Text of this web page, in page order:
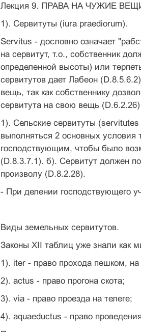
Лекция 9. ПРАВА НА ЧУЖИЕ
1). Сервитуты (iura praediorum).
Servitus - дословно означает
на сервитут, т.о., собственник
определенной высоты) или
сервитутов дает Лабеон
вещь, так как собственнику
сервитута на свою вещь (D.6.2.26)
1). Сельские сервитуты
выполняться 2 основных условия
господствующим, чтобы было
(D.8.3.7.1). б). Сервитут должен
произволу (D.8.2.28).
- При делении господствующего
Виды земельных сервитутов.
Законы XII таблиц уже знали как
1). iter - право прохода пешком,
2). actus - право прогона скота;
3). via - право проезда на телеге;
4). aquaeductus - право